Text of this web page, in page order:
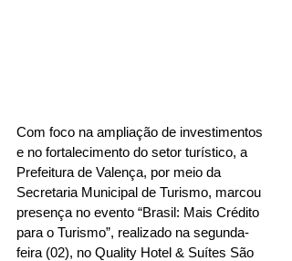
Com foco na ampliação de investimentos
e no fortalecimento do setor turístico, a
Prefeitura de Valença, por meio da
Secretaria Municipal de Turismo, marcou
presença no evento “Brasil: Mais Crédito
para o Turismo”, realizado na segunda-
feira (02), no Quality Hotel & Suítes São